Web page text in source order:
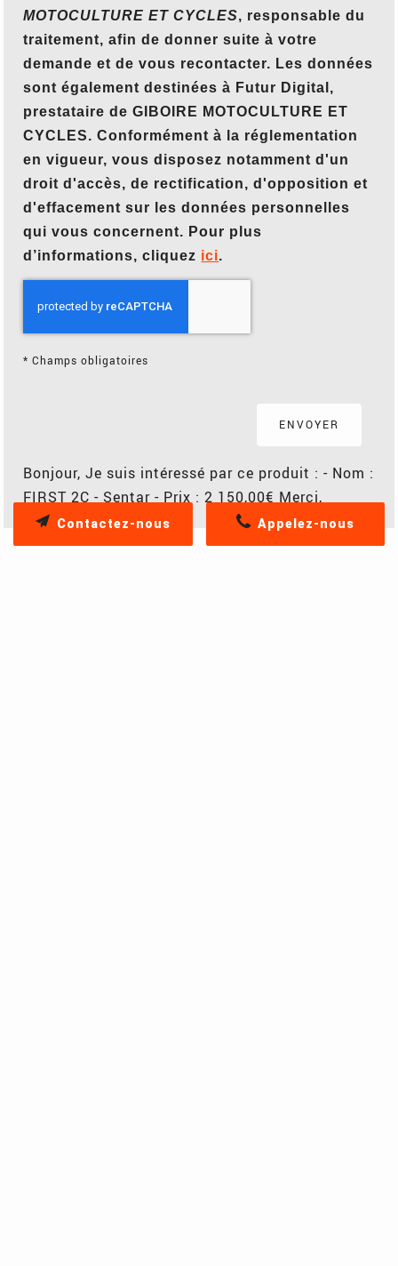
MOTOCULTURE ET CYCLES, responsable du
traitement, afin de donner suite à votre
demande et de vous recontacter. Les données
sont également destinées à Futur Digital,
prestataire de GIBOIRE MOTOCULTURE ET
CYCLES. Conformément à la réglementation
en vigueur, vous disposez notamment d'un
droit d'accès, de rectification, d'opposition et
d'effacement sur les données personnelles
qui vous concernent. Pour plus
d’informations, cliquez ici.
*Champs obligatoires
Bonjour, Je suis intéressé par ce produit : - Nom :
FIRST 2C - Sentar - Prix : 2 150,00€ Merci,
Appelez-nous
Contactez-nous